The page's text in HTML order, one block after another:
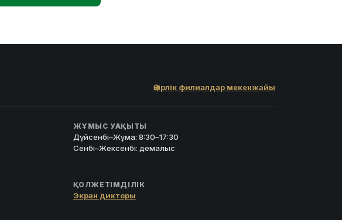
Өңірлік филиалдар мекенжайы
ЖҰМЫС УАҚЫТЫ
Дүйсенбі–Жұма: 8:30–17:30
Сенбі–Жексенбі: демалыс
ҚОЛЖЕТІМДІЛІК
Экран дикторы